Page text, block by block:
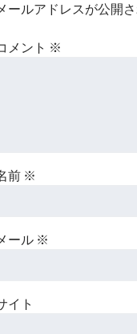
ールアドレスが公開
メント ※
前 ※
ール ※
イト